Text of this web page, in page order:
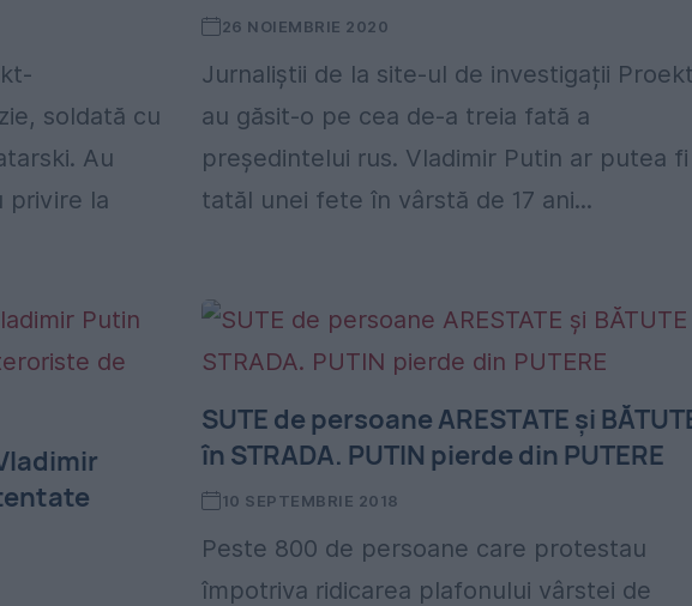
soldată cu
Au
privire la
26 NOIEMBRIE 2020
Jurnaliștii de la site-ul de investigații Proekt
au găsit-o pe cea de-a treia fată a
președintelui rus. Vladimir Putin ar putea fi
tatăl unei fete în vârstă de 17 ani...
SUTE de persoane ARESTATE și
în STRADA. PUTIN pierde din PUTERE
10 SEPTEMBRIE 2018
Peste 800 de persoane care protestau
împotriva ridicarea plafonului vârstei de